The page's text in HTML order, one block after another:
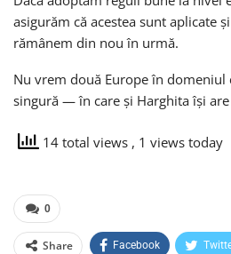
asigurăm că acestea sunt aplicate
rămânem din nou în urmă.
Nu vrem două Europe în domeniul
singură — în care și Harghita își
14 total views , 1 views today
0
Share Facebook